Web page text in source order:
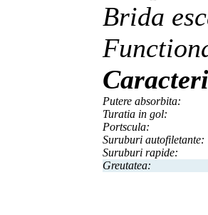
Brida
Putere absorbita:
Turatia in gol:
Portscula:
Suruburi autofiletante:
Suruburi rapide:
Greutatea: